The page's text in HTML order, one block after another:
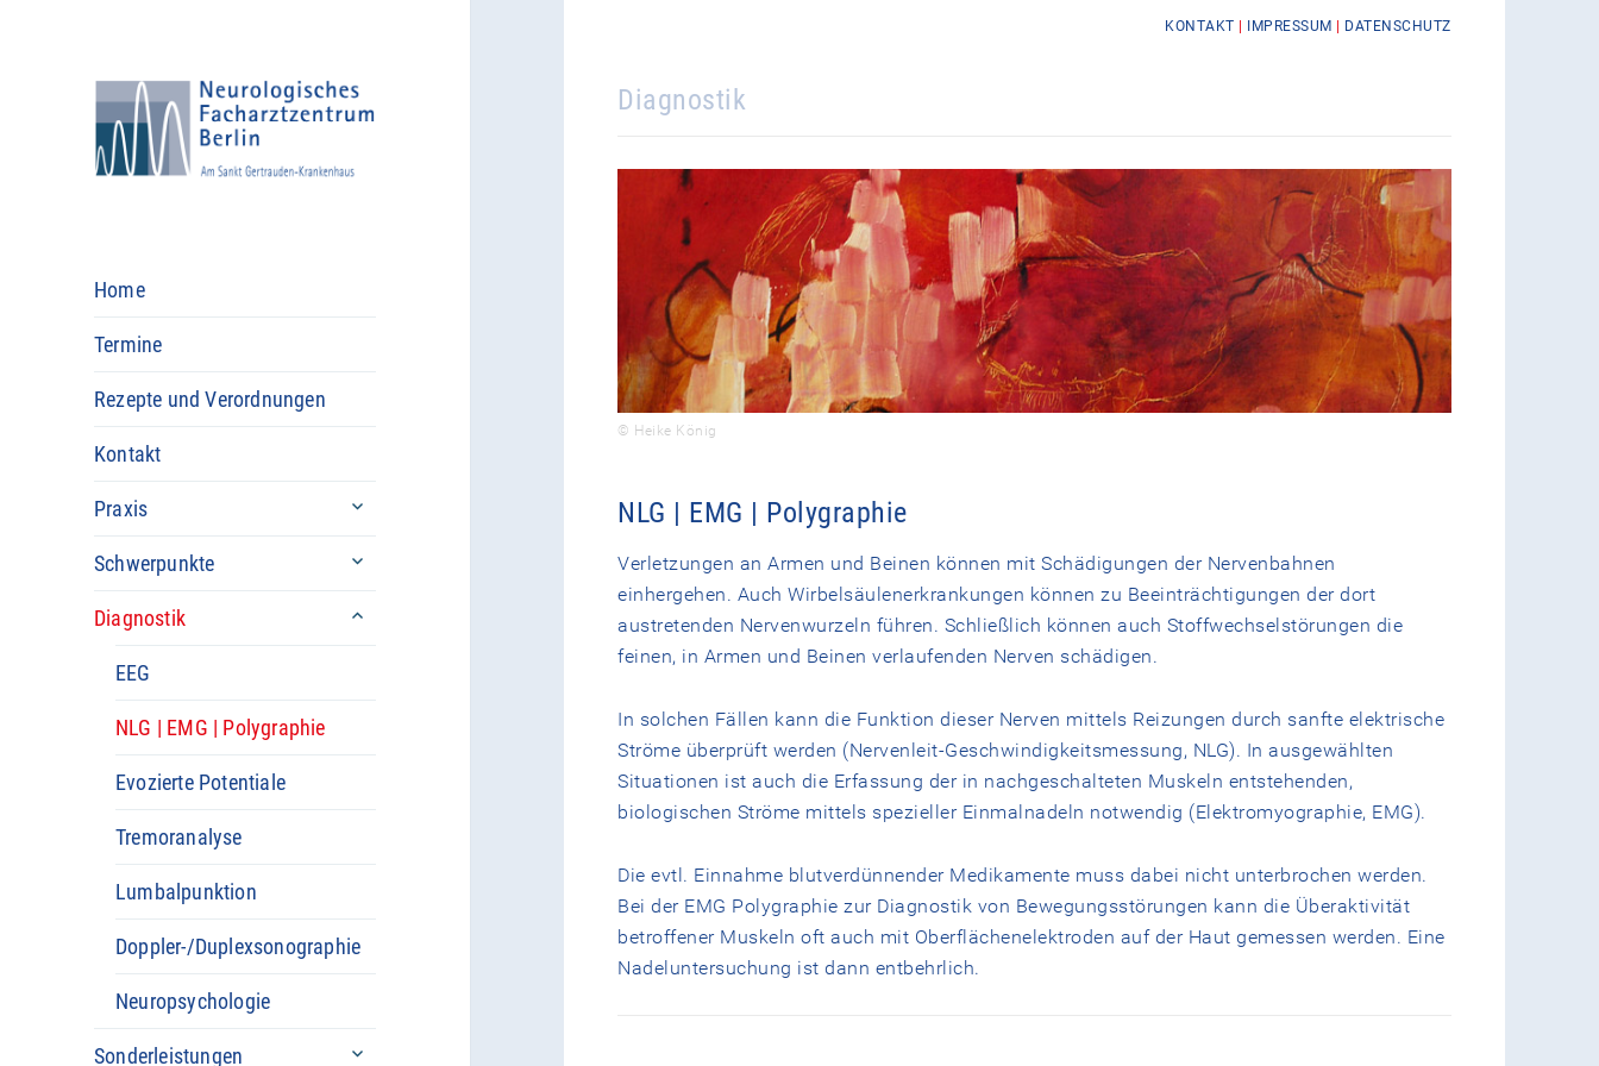
Home
Termine
Rezepte und Verordnungen
Kontakt
Praxis
untermenü
Schwerpunkte
untermenü
Diagnostik
untermenü
EEG
NLG | EMG | Polygraphie
Evozierte Potentiale
Tremoranalyse
Lumbalpunktion
Doppler-/Duplexsonographie
Neuropsychologie
Sonderleistungen
untermenü
KONTAKT IMPRESSUM DATENSCHUTZ
Diagnostik
© Heike König
NLG | EMG | Polygraphie
Verletzungen an Armen und Beinen können mit Schädigungen der Nervenbahnen
einhergehen. Auch Wirbelsäulenerkrankungen können zu Beeinträchtigungen der dort
austretenden Nervenwurzeln führen. Schließlich können auch Stoffwechselstörungen die
feinen, in Armen und Beinen verlaufenden Nerven schädigen.
In solchen Fällen kann die Funktion dieser Nerven mittels Reizungen durch sanfte elektrische
Ströme überprüft werden (Nervenleit-Geschwindigkeitsmessung, NLG). In ausgewählten
Situationen ist auch die Erfassung der in nachgeschalteten Muskeln entstehenden,
biologischen Ströme mittels spezieller Einmalnadeln notwendig (Elektromyographie, EMG).
Die evtl. Einnahme blutverdünnender Medikamente muss dabei nicht unterbrochen werden.
Bei der EMG Polygraphie zur Diagnostik von Bewegungsstörungen kann die Überaktivität
betroffener Muskeln oft auch mit Oberflächenelektroden auf der Haut gemessen werden. Eine
Nadeluntersuchung ist dann entbehrlich.